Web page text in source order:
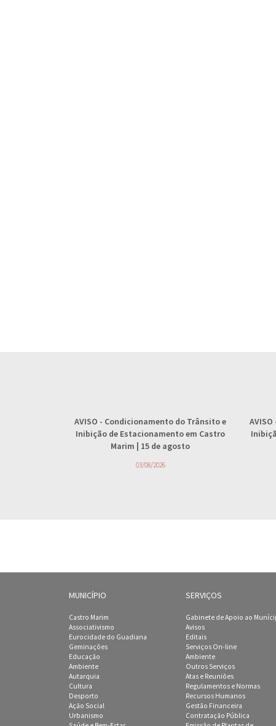
AVISO - Condicionamento do Trânsito e
Inibição de Estacionamento em Castro
Marim | 15 de agosto
03/08/2026
AVISO
MUNICÍPIO
Castro Marim
Associativismo
Eurocidade do Guadiana
Geminações
Educação
Ambiente
Autarquia
Cultura
Desporto
Ação Social
Urbanismo
SERVIÇOS
Gabinete de Apoio ao
Avisos
Editais
Serviços On-line
Ambiente
Outros Serviços
Atas e Reuniões
Regulamentos e Normas
Recursos Humanos
Gestão Financeira
Contratação Pública